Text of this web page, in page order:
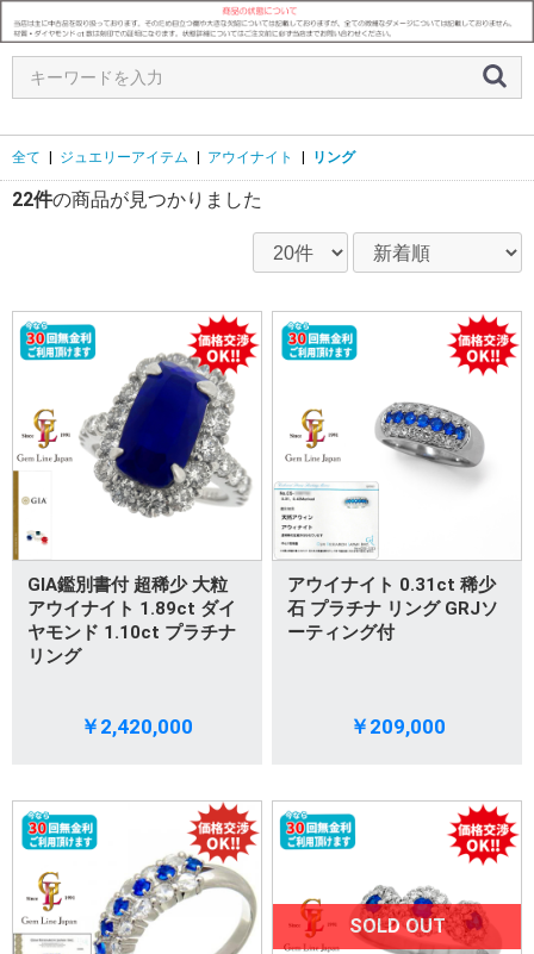
全て ジュエリーアイテム アウイナイト リング
22件の商品が見つかりました
GIA鑑別書付 超稀少 大粒
アウイナイト 1.89ct ダイ
ヤモンド 1.10ct プラチナ
リング
￥2,420,000
アウイナイト 0.31ct 稀少
石 プラチナ リング GRJソ
ーティング付
￥209,000
SOLD OUT